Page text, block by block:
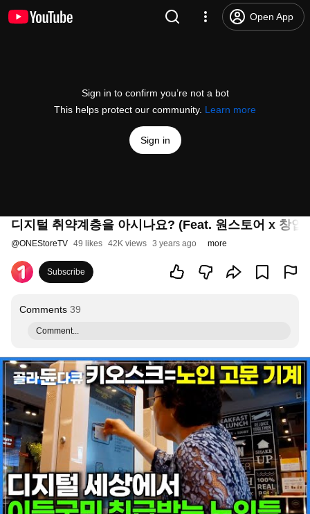
Open App
Sign in to confirm you’re not a bot
This helps protect our community. Learn more
Sign in
디지털 취약계층을 아시나요? (Feat. 원스토어 x 창업
@ONEStoreTV 49 likes 42K views 3 years ago more
Subscribe
Comments 39
Comment...